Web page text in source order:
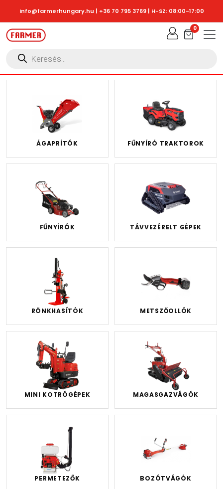
info@farmerhungary.hu | +36 70 795 3769| H-SZ: 08:00-17:00
Products
search
0
ÁGAPRÍTÓK FŰNYÍRÓ TRAKTOROK
FŰNYÍRÓK TÁVVEZÉRELT GÉPEK
RÖNKHASÍTÓK METSZŐOLLÓK
MINI KOTRÓGÉPEK MAGASGAZVÁGÓK
PERMETEZŐK BOZÓTVÁGÓK